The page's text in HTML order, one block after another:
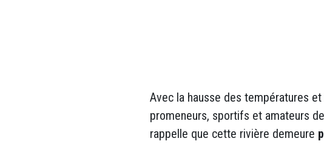
Avec la hausse des températures
promeneurs, sportifs et amateurs
rappelle que cette rivière demeure